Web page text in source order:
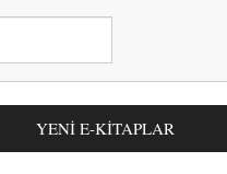
YENİ E-KİTAPLAR